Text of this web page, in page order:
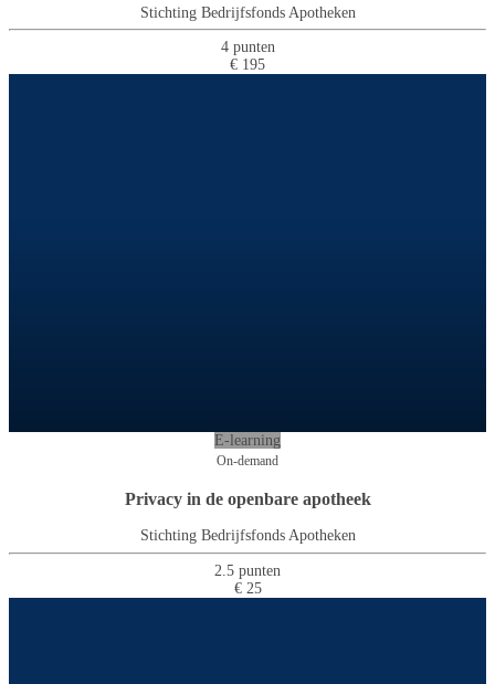
Stichting Bedrijfsfonds Apotheken
4 punten
€ 195
E-learning
On-demand
Privacy in de openbare apotheek
Stichting Bedrijfsfonds Apotheken
2.5 punten
€ 25